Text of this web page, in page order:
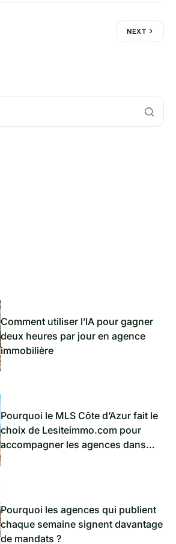
NEXT
Comment utiliser l’IA pour gagner
deux heures par jour en agence
immobilière
Pourquoi le MLS Côte d’Azur fait le
choix de Lesiteimmo.com pour
accompagner les agences dans
Pourquoi les agences qui publient
chaque semaine signent davantage
de mandats ?